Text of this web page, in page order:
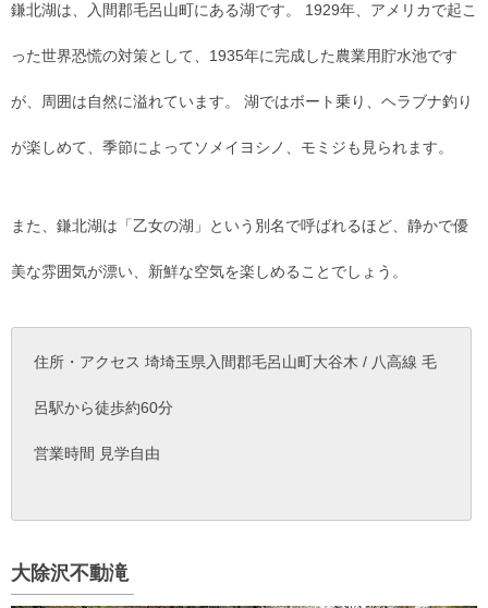
鎌北湖は、入間郡毛呂山町にある湖です。 1929年、アメリカで起こ
った世界恐慌の対策として、1935年に完成した農業用貯水池です
が、周囲は自然に溢れています。 湖ではボート乗り、ヘラブナ釣り
が楽しめて、季節によってソメイヨシノ、モミジも見られます。
また、鎌北湖は「乙女の湖」という別名で呼ばれるほど、静かで優
美な雰囲気が漂い、新鮮な空気を楽しめることでしょう。
住所・アクセス 埼埼玉県入間郡毛呂山町大谷木 / 八高線 毛
呂駅から徒歩約60分
営業時間 見学自由
大除沢不動滝